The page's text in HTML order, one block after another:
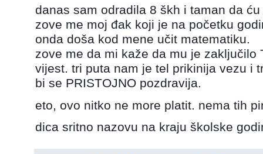
danas sam odradila 8 škh i taman da
zove me moj đak koji je na početku
onda doša kod mene učit matematiku.
zove me da mi kaže da mu je zaključilo
vijest. tri puta nam je tel prikinija vezu i
bi se PRISTOJNO pozdravija.
eto, ovo nitko ne more platit. nema tih
dica sritno nazovu na kraju školske